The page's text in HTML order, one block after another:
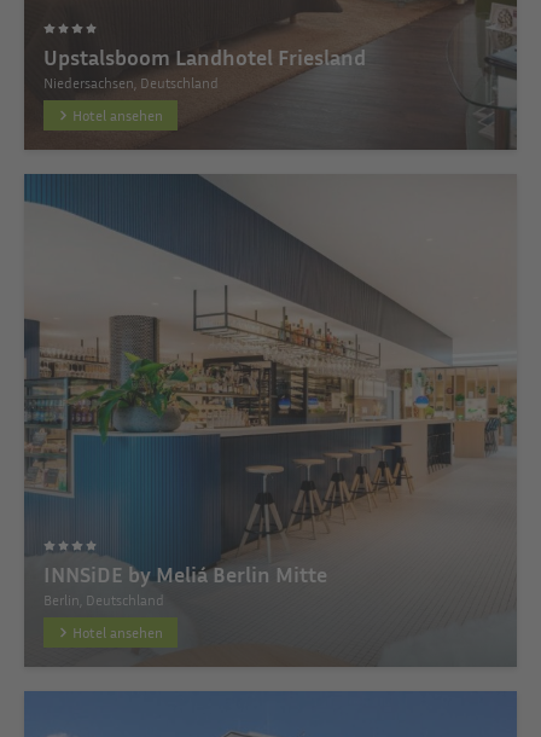
Upstalsboom Landhotel Friesland
Niedersachsen, Deutschland
Hotel ansehen
INNSiDE by Meliá Berlin Mitte
Berlin, Deutschland
Hotel ansehen